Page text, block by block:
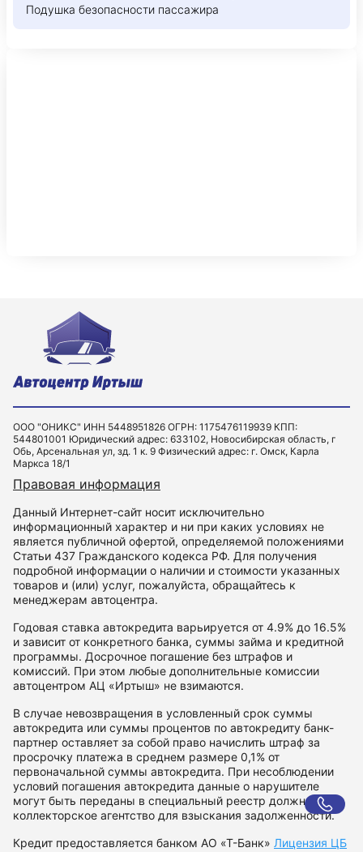
Подушка безопасности пассажира
ООО "ОНИКС" ИНН 5448951826 ОГРН: 1175476119939 КПП:
544801001 Юридический адрес: 633102, Новосибирская область, г
Обь, Арсенальная ул, зд. 1 к. 9 Физический адрес: г. Омск, Карла
Маркса 18/1
Правовая информация
Данный Интернет-сайт носит исключительно
информационный характер и ни при каких условиях не
является публичной офертой, определяемой положениями
Статьи 437 Гражданского кодекса РФ. Для получения
подробной информации о наличии и стоимости указанных
товаров и (или) услуг, пожалуйста, обращайтесь к
менеджерам автоцентра.
Годовая ставка автокредита варьируется от 4.9% до 16.5%
и зависит от конкретного банка, суммы займа и кредитной
программы. Досрочное погашение без штрафов и
комиссий. При этом любые дополнительные комиссии
автоцентром АЦ «Иртыш» не взимаются.
В случае невозвращения в условленный срок суммы
автокредита или суммы процентов по автокредиту банк-
партнер оставляет за собой право начислить штраф за
просрочку платежа в среднем размере 0,1% от
первоначальной суммы автокредита. При несоблюдении
условий погашения автокредита данные о нарушителе
могут быть переданы в специальный реестр должников и
коллекторское агентство для взыскания задолженности.
Кредит предоставляется банком АО «Т-Банк» Лицензия ЦБ